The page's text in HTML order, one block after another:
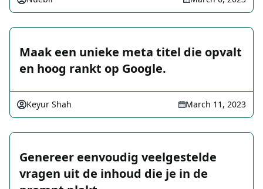
Maak een unieke meta titel die opvalt
en hoog rankt op Google.
Keyur Shah March 11, 2023
Genereer eenvoudig veelgestelde
vragen uit de inhoud die je in de